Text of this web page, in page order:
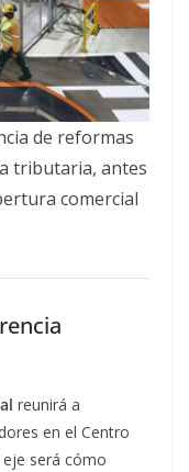
de reformas
tributaria, antes
comercial
reunirá a
en el Centro
eje será cómo